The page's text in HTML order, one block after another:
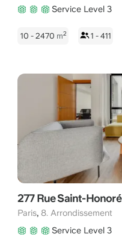
Service Level 3
10 - 2470 m2 1 - 411
277 Rue Saint-Honoré
Paris, 8. Arrondissement
Service Level 3